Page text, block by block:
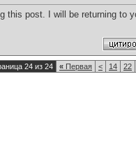
this post. I will be returning to
24 из 24 « Первая < 14 22